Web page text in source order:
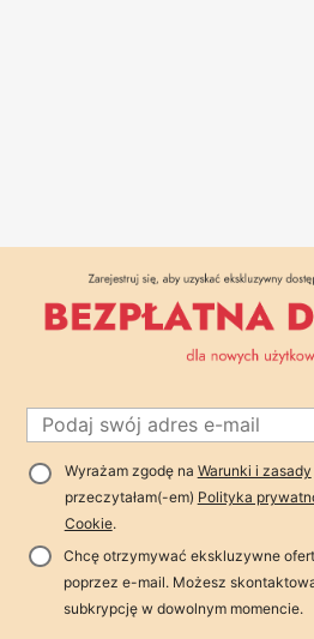
Wyrażam zgodę na Warunki i zasady
przeczytałam(-em) Polityka
Cookie.
Chcę otrzymywać ekskluzywne
poprzez e-mail. Możesz
subkrypcję w dowolnym momencie.